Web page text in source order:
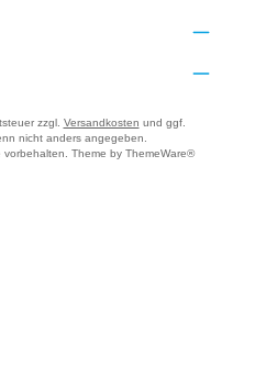
zzgl. Versandkosten und ggf.
nicht anders angegeben.
vorbehalten. Theme by ThemeWare®